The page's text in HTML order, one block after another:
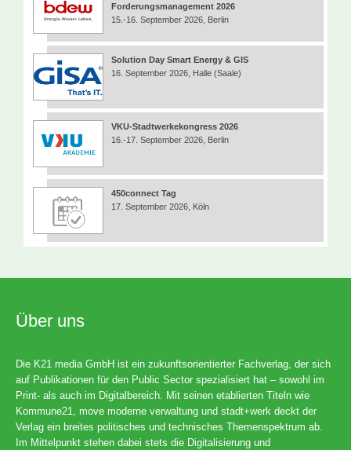
Forderungsmanagement 2026
15.-16. September 2026, Berlin
Solution Day Smart Energy & GIS
16. September 2026, Halle (Saale)
VKU-Stadtwerkekongress 2026
16.-17. September 2026, Berlin
450connect Tag
17. September 2026, Köln
Über uns
Die K21 media GmbH ist ein zukunftsorientierter Fachverlag, der sich
auf Publikationen für den Public Sector spezialisiert hat – sowohl im
Print- als auch im Digitalbereich. Mit seinen etablierten Titeln wie
Kommune21, move moderne verwaltung und stadt+werk deckt der
Verlag ein breites politisches und technisches Themenspektrum ab.
Im Mittelpunkt stehen dabei stets die Digitalisierung und